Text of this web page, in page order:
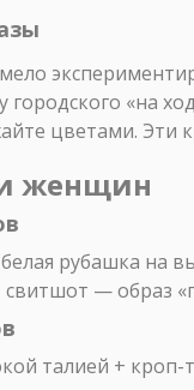
городского «на
цветами. Эти
женщин
рубашка на
— образ
талией +